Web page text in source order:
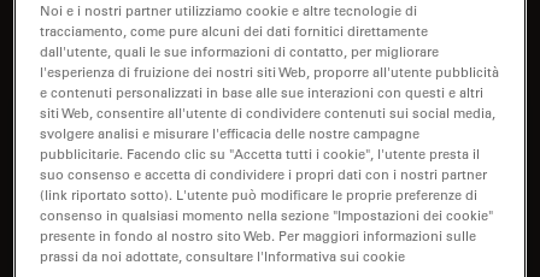
Parli con i nostri esperti.
Prezzo
Ho bisogno di una configurazione o di
Noi e i nostri partner utilizziamo cookie e altre tecnologie di
tracciamento, come pure alcuni dei dati fornitici direttamente
dall'utente, quali le sue informazioni di contatto, per migliorare
l'esperienza di fruizione dei nostri siti Web, proporre all'utente pubblicità
e contenuti personalizzati in base alle sue interazioni con questi e altri
siti Web, consentire all'utente di condividere contenuti sui social media,
svolgere analisi e misurare l'efficacia delle nostre campagne
pubblicitarie. Facendo clic su "Accetta tutti i cookie", l'utente presta il
suo consenso e accetta di condividere i propri dati con i nostri partner
(link riportato sotto). L'utente può modificare le proprie preferenze di
consenso in qualsiasi momento nella sezione "Impostazioni dei cookie"
presente in fondo al nostro sito Web. Per maggiori informazioni sulle
prassi da noi adottate, consultare l'Informativa sui cookie